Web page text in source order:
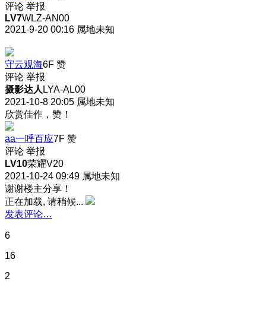
评论 举报
LV7WLZ-AN00
2021-9-20 00:16 属地未知
守云观海6F 赞
评论 举报
摄影达人 LYA-AL00
2021-10-8 20:05 属地未知
欣赏佳作，赞！
aa一呼百应7F 赞
评论 举报
LV10荣耀V20
2021-10-24 09:49 属地未知
谢谢楼主分享！
正在加载, 请稍候...
发表评论…
6
16
2